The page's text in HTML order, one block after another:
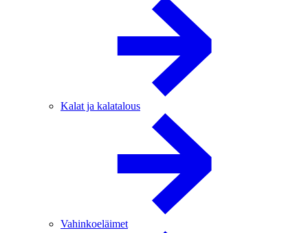
Kalat ja kalatalous
Vahinkoeläimet